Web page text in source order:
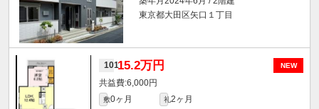
東京都大田区矢口１丁目
NEW
10115.2万円
6,000円
敷0ヶ月 礼2ヶ月